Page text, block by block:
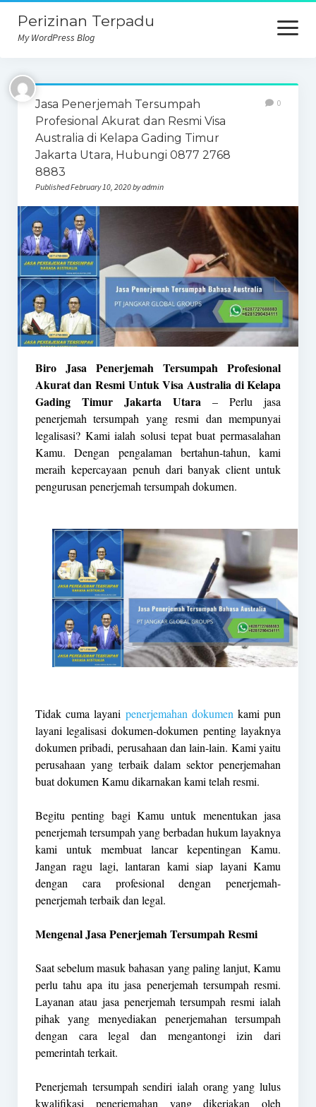
Perizinan Terpadu
My WordPress Blog
open
menu
Jasa Penerjemah Tersumpah
Profesional Akurat dan Resmi Visa
Australia di Kelapa Gading Timur
Jakarta Utara, Hubungi 0877 2768
8883
Published February 10, 2020 by admin
0
Biro Jasa Penerjemah Tersumpah Profesional
Akurat dan Resmi Untuk Visa Australia di Kelapa
Gading Timur Jakarta Utara – Perlu jasa
penerjemah tersumpah yang resmi dan mempunyai
legalisasi? Kami ialah solusi tepat buat permasalahan
Kamu. Dengan pengalaman bertahun-tahun, kami
meraih kepercayaan penuh dari banyak client untuk
pengurusan penerjemah tersumpah dokumen.
Tidak cuma layani penerjemahan dokumen kami pun
layani legalisasi dokumen-dokumen penting layaknya
dokumen pribadi, perusahaan dan lain-lain. Kami yaitu
perusahaan yang terbaik dalam sektor penerjemahan
buat dokumen Kamu dikarnakan kami telah resmi.
Begitu penting bagi Kamu untuk menentukan jasa
penerjemah tersumpah yang berbadan hukum layaknya
kami untuk membuat lancar kepentingan Kamu.
Jangan ragu lagi, lantaran kami siap layani Kamu
dengan cara profesional dengan penerjemah-
penerjemah terbaik dan legal.
Mengenal Jasa Penerjemah Tersumpah Resmi
Saat sebelum masuk bahasan yang paling lanjut, Kamu
perlu tahu apa itu jasa penerjemah tersumpah resmi.
Layanan atau jasa penerjemah tersumpah resmi ialah
pihak yang menyediakan penerjemahan tersumpah
dengan cara legal dan mengantongi izin dari
pemerintah terkait.
Penerjemah tersumpah sendiri ialah orang yang lulus
kwalifikasi penerjemahan yang dikerjakan oleh